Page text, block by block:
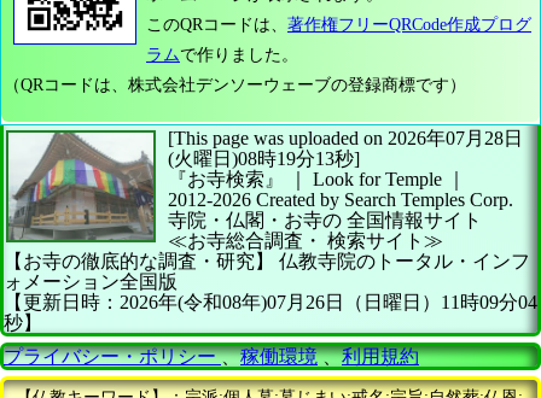
このQRコードは、 著作権フリーQRCode作成プログ
ラムで作りました。
（QRコードは、株式会社デンソーウェーブの登録商標です）
[This page was uploaded on 2026年07月28日
(火曜日)08時19分13秒]
『お寺検索』 ｜ Look for Temple
2012-2026 Created by Search Temples Corp.
寺院・仏閣・お寺の 全国情報サイト
≪お寺総合調査・ 検索サイト≫
【お寺の徹底的な調査・研究】
仏教寺院のトータル・インフ
ォメーション全国版
【更新日時：2026年(令和08年)07月26日（日曜日）11時09分04
秒】
プライバシー・ポリシー、稼働環境、利用規約